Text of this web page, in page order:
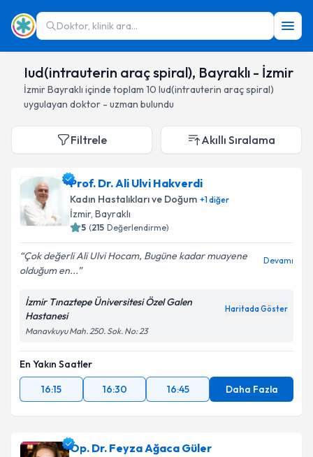
Doktor, klinik ara...
Iud(intrauterin araç spiral), Bayraklı - İzmir
İzmirBayraklı içinde toplam 10 Iud(intrauterin araç spiral)
uygulayan doktor - uzman bulundu
Filtrele Akıllı Sıralama
Prof. Dr. Ali Ulvi Hakverdi
Kadın Hastalıkları ve Doğum +1diğer
İzmir, Bayraklı
5 (215 Değerlendirme)
Çok değerli Ali Ulvi Hocam, Bugüne kadar muayene
olduğum en...
Devamı
İzmir Tınaztepe Üniversitesi Özel Galen
Hastanesi
Haritada Göster
Manavkuyu Mah. 250. Sok. No: 23
En Yakın Saatler
16:15
16:30 16:45 Daha Fazla
Op. Dr. Feyza Ağaca Güler